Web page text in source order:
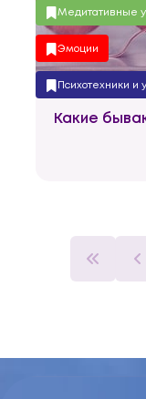
Медитативные
Эмоции
Психотехники и
Эмоциональный
Какие